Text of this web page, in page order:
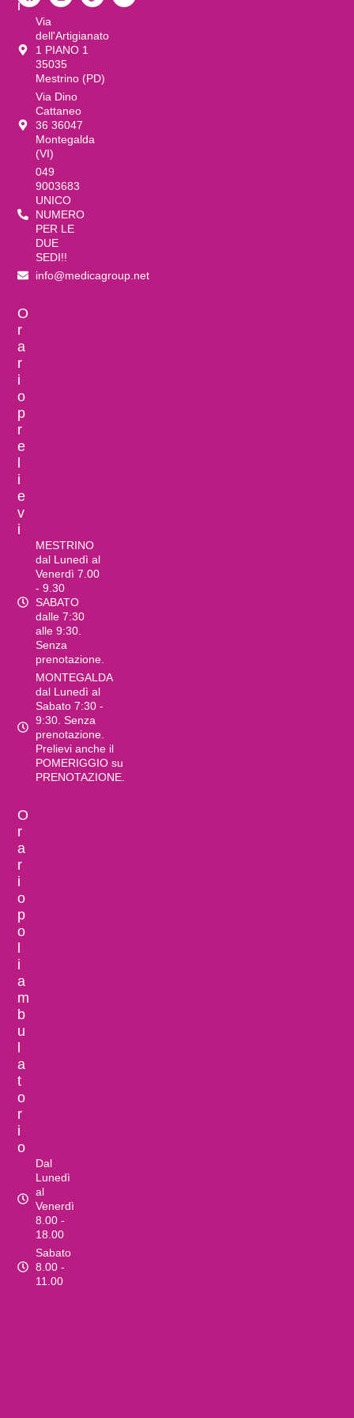
i
Via
dell'Artigianato
1 PIANO 1
35035
Mestrino (PD)
Via Dino
Cattaneo
36 36047
Montegalda
(VI)
049
9003683
UNICO
NUMERO
PER LE
DUE
SEDI!!
info@medicagroup.net
O
r
a
r
i
o
p
r
e
i
e
v
i
MESTRINO
dal Lunedì al
Venerdì 7.00
- 9.30
SABATO
dalle 7:30
alle 9:30.
Senza
prenotazione.
MONTEGALDA
dal Lunedì al
Sabato 7:30 -
9:30. Senza
prenotazione.
Prelievi anche il
POMERIGGIO su
PRENOTAZIONE.
O
r
a
r
i
o
p
o
i
a
m
b
u
a
t
o
r
i
o
Dal
Lunedì
al
Venerdì
8.00 -
18.00
Sabato
8.00 -
11.00